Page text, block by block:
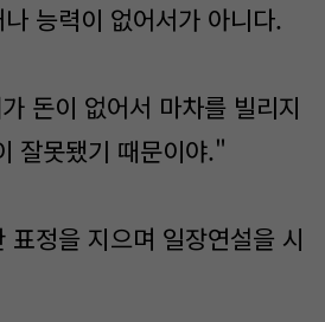
능력이 없어서가 아니다.
돈이 없어서 마차를 빌리지
잘못됐기 때문이야."
표정을 지으며 일장연설을 시